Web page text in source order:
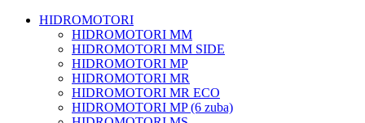
HIDROMOTORI
HIDROMOTORI MM
HIDROMOTORI MM SIDE
HIDROMOTORI MP
HIDROMOTORI MR
HIDROMOTORI MR ECO
HIDROMOTORI MP (6 zuba)